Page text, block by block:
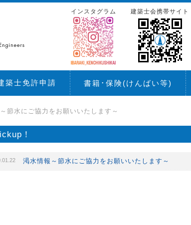
建築士会携帯サイト
インスタグラム
築士免許申請 書籍･保険(けんばい等)
節水にご協力をお願いいたします～
！
渇水情報～節水にご協力をお願いいたします～